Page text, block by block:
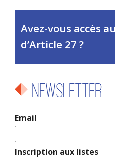
Avez-vous accès
d’Article 27 ?
Newsletter
Email
Inscription aux listes